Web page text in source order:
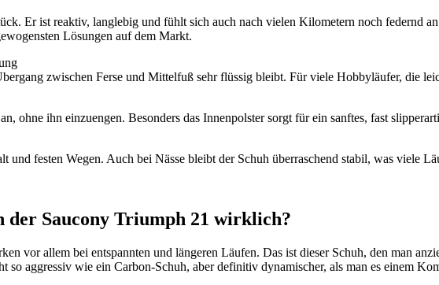
Er ist reaktiv, langlebig und fühlt sich auch nach vielen Kilometern noch federnd
Lösungen auf dem Markt.
zwischen Ferse und Mittelfuß sehr flüssig bleibt. Für viele Hobbyläufer, die
ohne ihn einzuengen. Besonders das Innenpolster sorgt für ein sanftes, fast
und festen Wegen. Auch bei Nässe bleibt der Schuh überraschend stabil, was viele
der Saucony Triumph 21 wirklich?
vor allem bei entspannten und längeren Läufen. Das ist dieser Schuh, den man
so aggressiv wie ein Carbon-Schuh, aber definitiv dynamischer, als man es einem